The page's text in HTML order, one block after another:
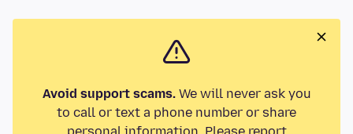
Avoid support scams.We will never ask you
to call or text a phone number or share